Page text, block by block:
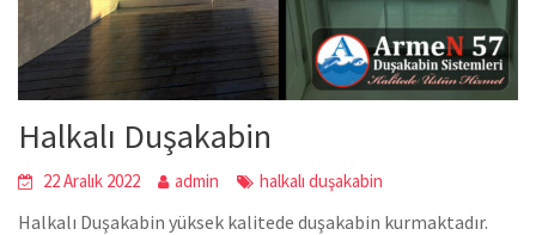
Halkalı Duşakabin
22 Aralık 2022 admin halkalı duşakabin
Halkalı Duşakabin yüksek kalitede duşakabin kurmaktadır.